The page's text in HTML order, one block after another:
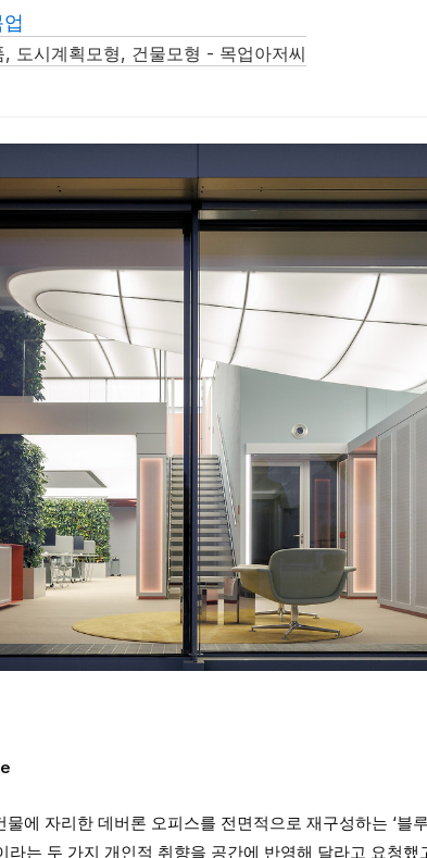
도시계획모형, 건물모형 - 목업아저씨
에 자리한 데버론 오피스를 전면적으로 재구성하는 ‘블
는 두 가지 개인적 취향을 공간에 반영해 달라고 요청했